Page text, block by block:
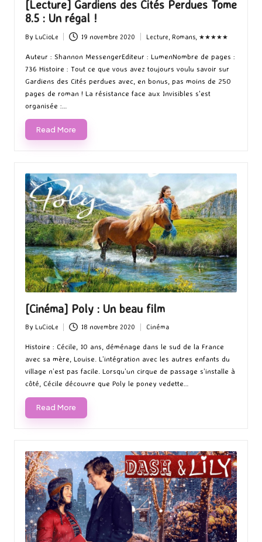
[Lecture] Gardiens des Cités Perdues Tome
8.5 : Un régal !
Posted
by
By LuCioLe 19 novembre 2020
Posted
Lecture Romans, ★★★★★
Auteur : Shannon MessengerEditeur : LumenNombre de pages :
736 Histoire : Tout ce que vous avez toujours voulu savoir sur
Gardiens des Cités perdues avec, en bonus, pas moins de 250
pages de roman ! La résistance face aux Invisibles s'est
organisée :…
Read More
[Cinéma] Poly : Un beau film
Posted
by
By LuCioLe 18 novembre 2020
in
Cinéma
Histoire : Cécile, 10 ans, déménage dans le sud de la France
avec sa mère, Louise. L’intégration avec les autres enfants du
village n’est pas facile. Lorsqu’un cirque de passage s’installe à
côté, Cécile découvre que Poly le poney vedette…
Read More